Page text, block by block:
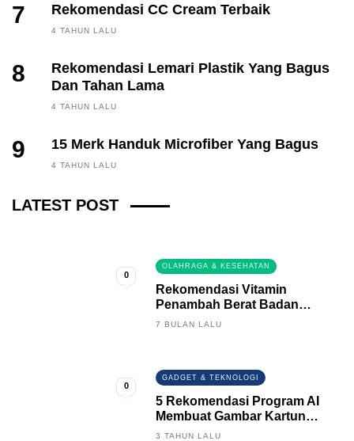
7 Rekomendasi CC Cream Terbaik
4 TAHUN LALU
8
Rekomendasi Lemari Plastik Yang Bagus
Dan Tahan Lama
4 TAHUN LALU
9 15 Merk Handuk Microfiber Yang Bagus
4 TAHUN LALU
LATEST POST
FINANCE, INVESTING
3 BULAN LALU
0
OLAHRAGA & KESEHATAN
Rekomendasi Vitamin
Penambah Berat Badan
Terbaik
7 BULAN LALU
0
GADGET & TEKNOLOGI
5 Rekomendasi Program AI
Membuat Gambar Kartun
Keren
3 TAHUN LALU